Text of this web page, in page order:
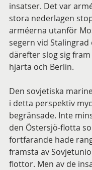
insatser. Det var
stora nederlagen
arméerna utanför
segern vid Stalingrad
därefter slog sig
hjärta och Berlin.
Den sovjetiska
i detta perspektiv
begränsade. Inte
den Östersjö-flotta
fortfarande hade
främsta av
flottor. Men av de